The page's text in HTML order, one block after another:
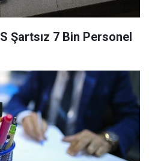
Şartsız 7 Bin Personel